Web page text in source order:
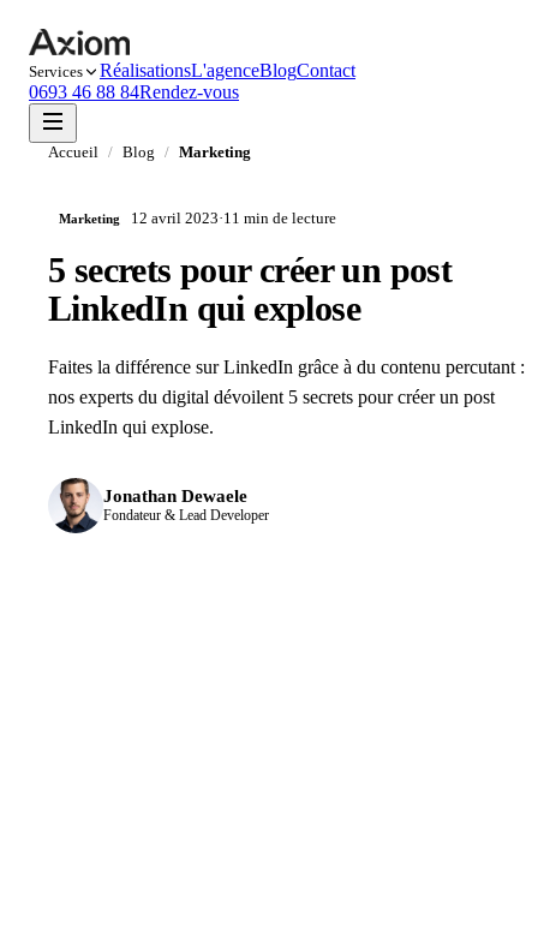
Services RéalisationsL'agenceBlogContact
0693 46 88 84Rendez-vous
Accueil / Blog / Marketing
Marketing 12 avril 2023·11 min de lecture
5 secrets pour créer un post
LinkedIn qui explose
Faites la différence sur LinkedIn grâce à du contenu percutant :
nos experts du digital dévoilent 5 secrets pour créer un post
LinkedIn qui explose.
Jonathan Dewaele
Fondateur & Lead Developer